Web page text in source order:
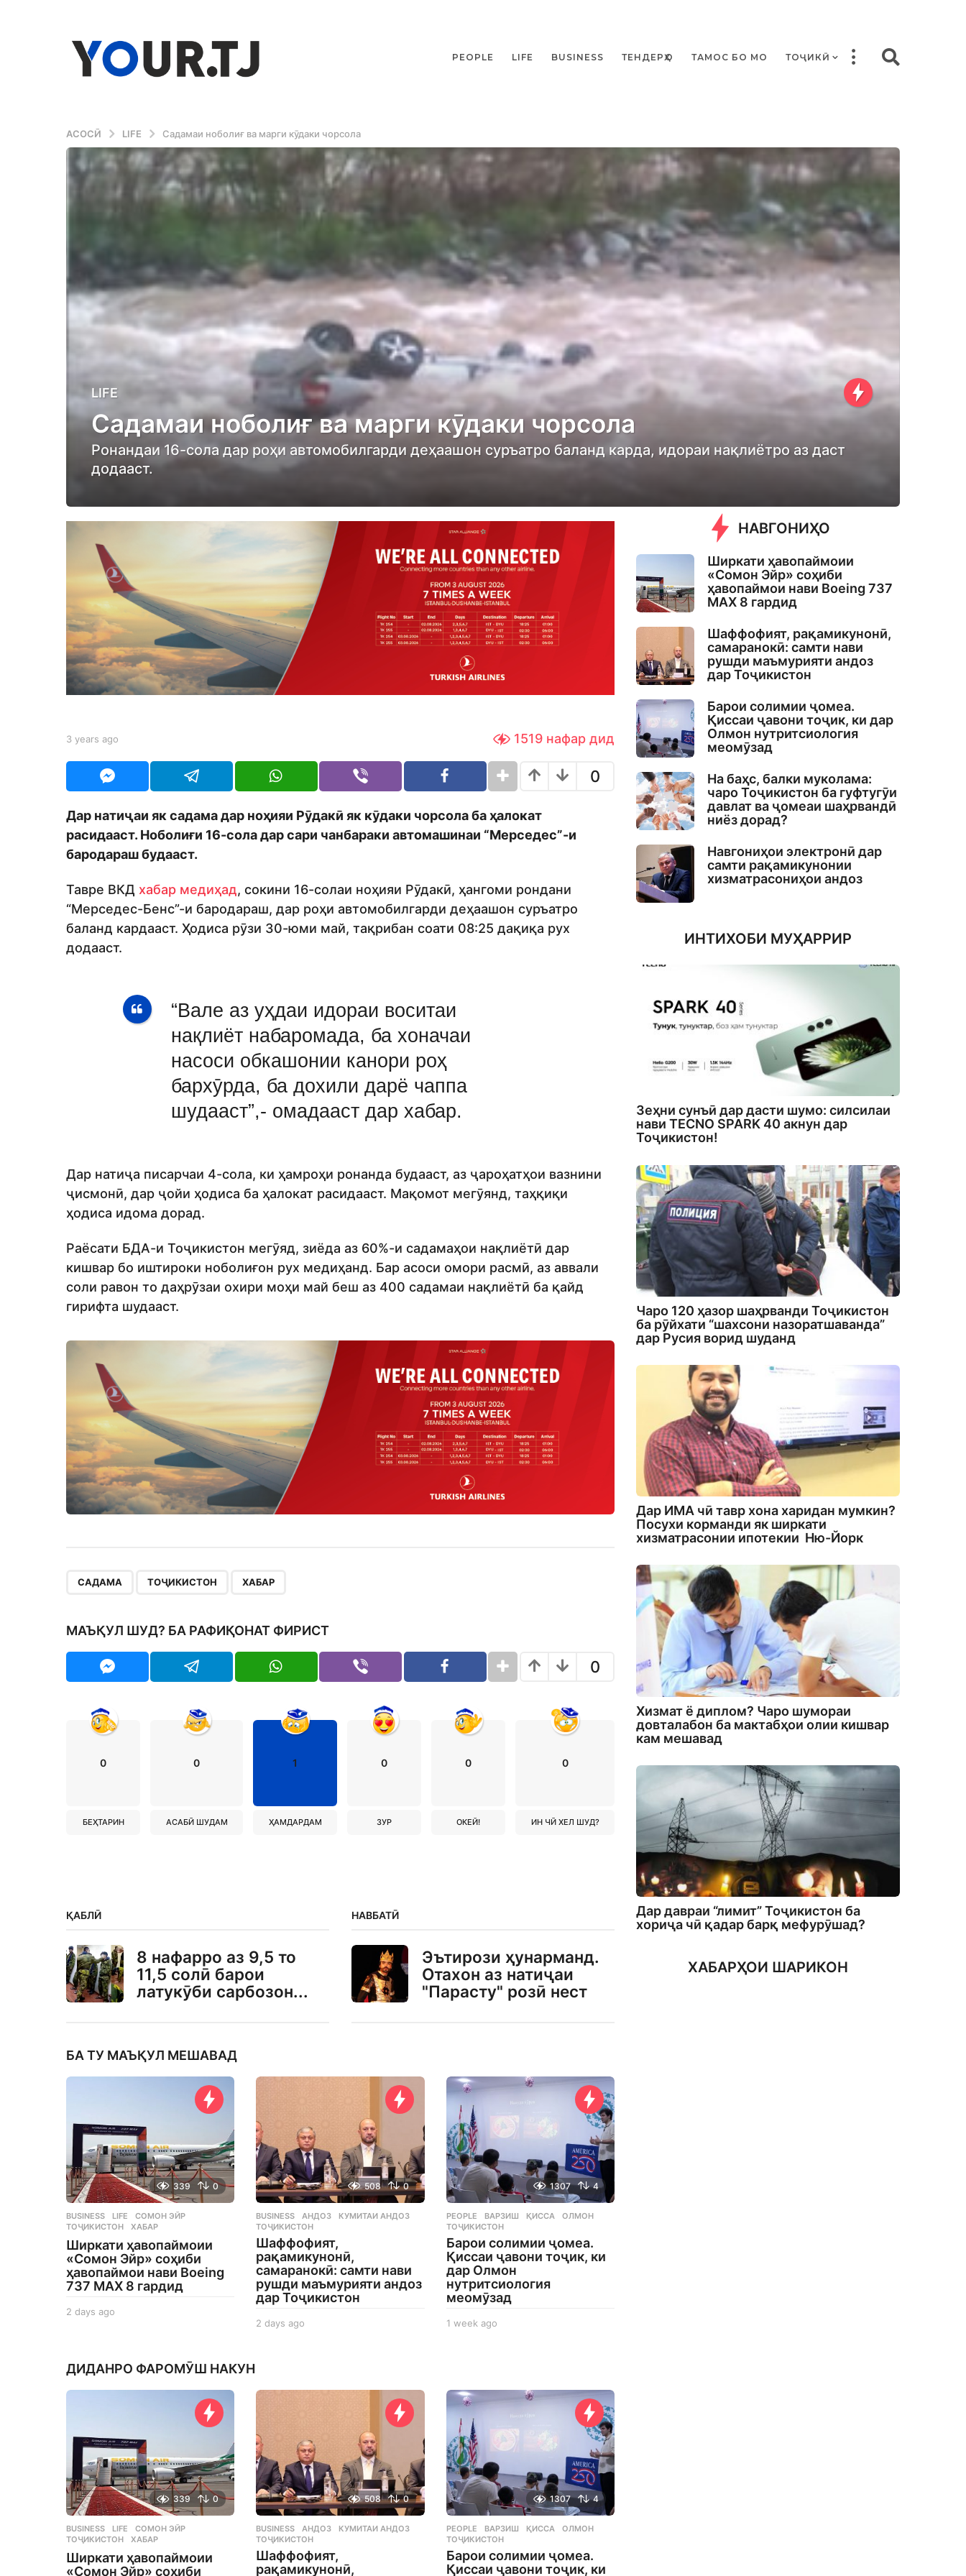
PEOPLE LIFE BUSINESS ТЕНДЕРҲО ТАМОС БО МО ТОҶИКӢ
АСОСӢ LIFE Садамаи ноболиғ ва марги кӯдаки чорсола
3
e
a
r
a
g
o
y
e
a
r
s
a
g
LIFE
Садамаи ноболиғ ва марги кӯдаки чорсола
Ронандаи 16-сола дар роҳи автомобилгарди деҳаашон суръатро баланд карда, идораи нақлиётро аз даст
додааст.
b
S
o
m
o
n
3 years ago
r
a
g
1519 нафар дид
0
Дар натиҷаи як садама дар ноҳияи Рӯдакӣ як кӯдаки чорсола ба ҳалокат
расидааст. Ноболиғи 16-сола дар сари чанбараки автомашинаи “Мерседес”-и
бародараш будааст.
Тавре ВКД хабар медиҳад, сокини 16-солаи ноҳияи Рӯдакӣ, ҳангоми рондани
“Мерседес-Бенс”-и бародараш, дар роҳи автомобилгарди деҳаашон суръатро
баланд кардааст. Ҳодиса рӯзи 30-юми май, тақрибан соати 08:25 дақиқа рух
додааст.
“Вале аз уҳдаи идораи воситаи
нақлиёт набаромада, ба хоначаи
насоси обкашонии канори роҳ
бархӯрда, ба дохили дарё чаппа
шудааст”,- омадааст дар хабар.
Дар натиҷа писарчаи 4-сола, ки ҳамроҳи ронанда будааст, аз ҷароҳатҳои вазнини
ҷисмонӣ, дар ҷойи ҳодиса ба ҳалокат расидааст. Мақомот мегӯянд, таҳқиқи
ҳодиса идома дорад.
Раёсати БДА-и Тоҷикистон мегӯяд, зиёда аз 60%-и садамаҳои нақлиётӣ дар
кишвар бо иштироки ноболиғон рух медиҳанд. Бар асоси омори расмӣ, аз аввали
соли равон то даҳрӯзаи охири моҳи май беш аз 400 садамаи нақлиётӣ ба қайд
гирифта шудааст.
САДАМА ТОҶИКИСТОН ХАБАР
МАЪҚУЛ ШУД? БА РАФИҚОНАТ ФИРИСТ
0
0
БЕҲТАРИН
0
АСАБӢ ШУДАМ
1
ҲАМДАРДАМ
0
ЗУР
0
ОКЕЙ!
0
ИН ЧӢ ХЕЛ ШУД?
ҚАБЛӢ
8 нафарро аз 9,5 то
11,5 солӣ барои
латукӯби сарбозон...
НАВБАТӢ
Эътирози ҳунарманд.
Отахон аз натиҷаи
"Парасту" розӣ нест
БА ТУ МАЪҚУЛ МЕШАВАД
339 0
BUSINESS ,LIFE СОМОН ЭЙР
ТОҶИКИСТОН
,ХАБАР
Ширкати ҳавопаймоии
«Сомон Эйр» соҳиби
ҳавопаймои нави Boeing
737 MAX 8 гардид
2 days ago
s
g
508 0
BUSINESS АНДОЗ ,КУМИТАИ АНДОЗ
ТОҶИКИСТОН
Шаффофият,
рақамикунонӣ,
самаранокӣ: самти нави
рушди маъмурияти андоз
дар Тоҷикистон
2 days ago
a
1307 4
PEOPLE ВАРЗИШ ,ҚИССА ,ОЛМОН
ТОҶИКИСТОН
Барои солимии ҷомеа.
Қиссаи ҷавони тоҷик, ки
дар Олмон
нутритсиология
меомӯзад
1 week ago
a
g
ДИДАНРО ФАРОМӮШ НАКУН
339 0
BUSINESS ,LIFE СОМОН ЭЙР
ТОҶИКИСТОН
,ХАБАР
Ширкати ҳавопаймоии
«Сомон Эйр» соҳиби
508 0
BUSINESS АНДОЗ ,КУМИТАИ АНДОЗ
ТОҶИКИСТОН
Шаффофият,
рақамикунонӣ,
1307 4
PEOPLE ВАРЗИШ ,ҚИССА ,ОЛМОН
ТОҶИКИСТОН
Барои солимии ҷомеа.
Қиссаи ҷавони тоҷик, ки
НАВГОНИҲО
Ширкати ҳавопаймоии
«Сомон Эйр» соҳиби
ҳавопаймои нави Boeing 737
MAX 8 гардид
Шаффофият, рақамикунонӣ,
самаранокӣ: самти нави
рушди маъмурияти андоз
дар Тоҷикистон
Барои солимии ҷомеа.
Қиссаи ҷавони тоҷик, ки дар
Олмон нутритсиология
меомӯзад
На баҳс, балки муколама:
чаро Тоҷикистон ба гуфтугӯи
давлат ва ҷомеаи шаҳрвандӣ
ниёз дорад?
Навгониҳои электронӣ дар
самти рақамикунонии
хизматрасониҳои андоз
ИНТИХОБИ МУҲАРРИР
Зеҳни сунъӣ дар дасти шумо: силсилаи
нави TECNO SPARK 40 акнун дар
Тоҷикистон!
Чаро 120 ҳазор шаҳрванди Тоҷикистон
ба рӯйхати “шахсони назоратшаванда”
дар Русия ворид шуданд
Дар ИМА чӣ тавр хона харидан мумкин?
Посухи корманди як ширкати
хизматрасонии ипотекии Ню-Йорк
Хизмат ё диплом? Чаро шумораи
довталабон ба мактабҳои олии кишвар
кам мешавад
Дар давраи “лимит” Тоҷикистон ба
хориҷа чӣ қадар барқ мефурӯшад?
ХАБАРҲОИ ШАРИКОН